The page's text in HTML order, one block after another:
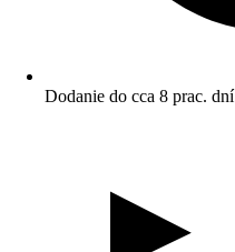
Dodanie do cca 8 prac. dní